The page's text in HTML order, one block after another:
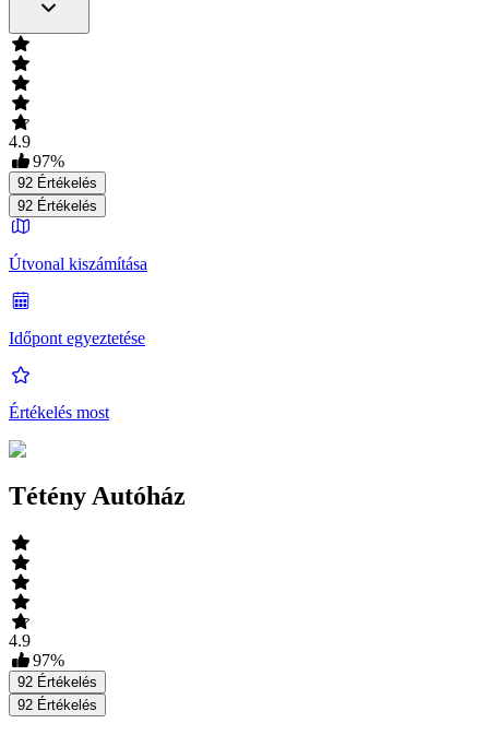
4.9
97%
92 Értékelés
92 Értékelés
Útvonal kiszámítása
Időpont egyeztetése
Értékelés most
Tétény Autóház
4.9
97%
92 Értékelés
92 Értékelés